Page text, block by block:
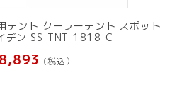
テント クーラーテント スポット
デン SS-TNT-1818-C
(税込）